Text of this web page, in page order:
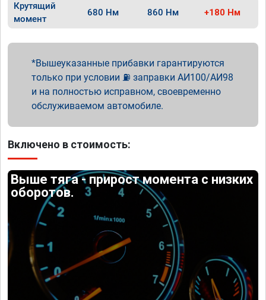
Крутящий
момент
680 Нм 860 Нм +180 Нм
Вышеуказанные прибавки гарантируются
только при условии ⛽ заправки АИ100/АИ98
и на полностью исправном, своевременно
обслуживаемом автомобиле.
Включено в стоимость:
Выше тяга - прирост момента с низких
оборотов.